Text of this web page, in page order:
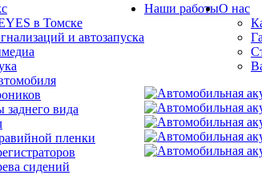
в Томске
и автозапуска
заднего вида
пленки
сидений
Наши работыО нас